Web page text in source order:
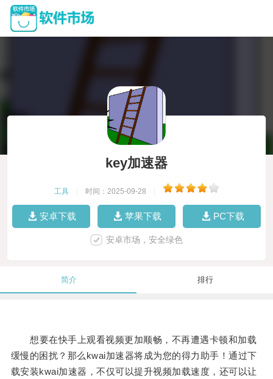
key加速器
工具 时间：2025-09-28
安卓下载 苹果下载 PC下载
安卓市场，安全绿色
简介 排行
想要在快手上观看视频更加顺畅，不再遭遇卡顿和加载
缓慢的困扰？那么kwai加速器将成为您的得力助手！通过下
载安装kwai加速器，不仅可以提升视频加载速度，还可以让